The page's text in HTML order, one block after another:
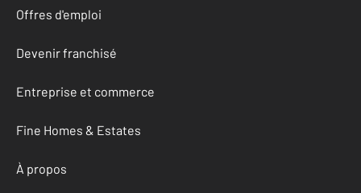
Offres d'emploi
Devenir franchisé
Entreprise et commerce
Fine Homes & Estates
À propos